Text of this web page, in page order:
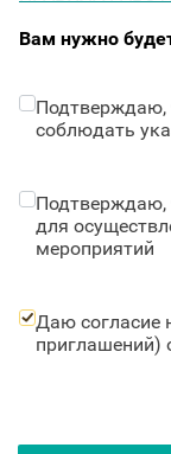
Вам нужно
Подтверждаю,
соблюдать
Подтверждаю,
для
мероприятий
Даю согласие
приглашений)